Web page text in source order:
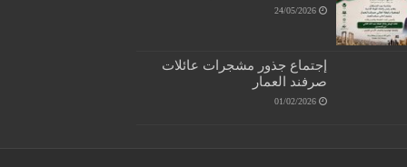
24/05/2026
إجتماع جذور مشجرات عائلات
صرفند العمار
01/02/2026